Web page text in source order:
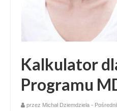
Kalkulator
Programu
przez Michał Dziemdziela -